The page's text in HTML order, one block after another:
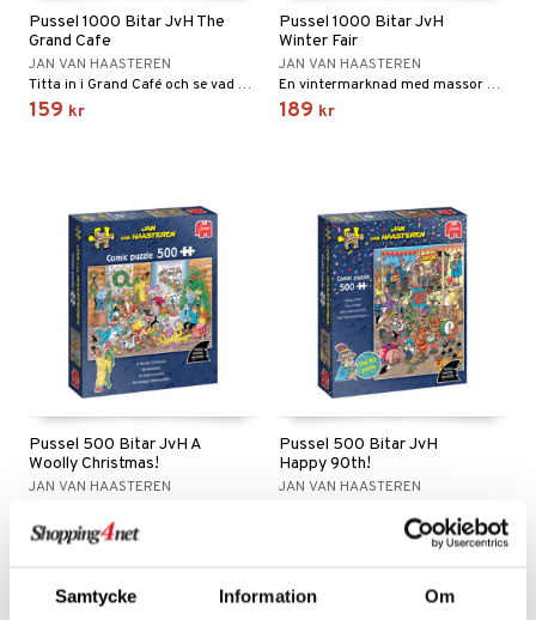
Samtycke Information Om
Pussel 1000 Bitar JvH The
Grand Cafe
JAN VAN HAASTEREN
Titta in i Grand Café och se vad som händer!
159 kr
Pussel 1000 Bitar JvH
Winter Fair
JAN VAN HAASTEREN
En vintermarknad med massor att köpa!
189 kr
Pussel 500 Bitar JvH A
Woolly Christmas!
JAN VAN HAASTEREN
145 kr
Pussel 500 Bitar JvH
Happy 90th!
JAN VAN HAASTEREN